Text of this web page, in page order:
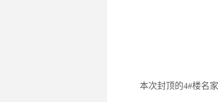
本次封顶的4#楼名